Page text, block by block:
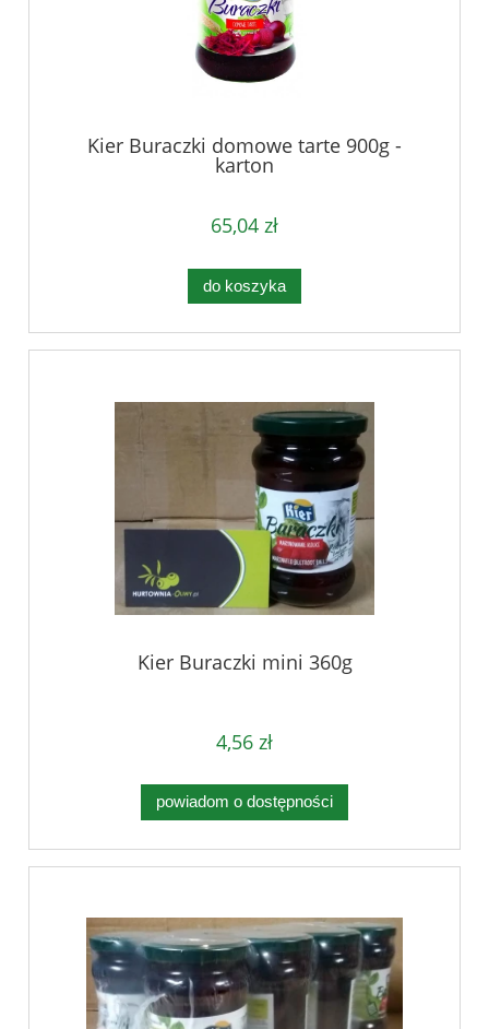
Kier Buraczki domowe tarte 900g -
karton
65,04 zł
do koszyka
Kier Buraczki mini 360g
4,56 zł
powiadom o dostępności